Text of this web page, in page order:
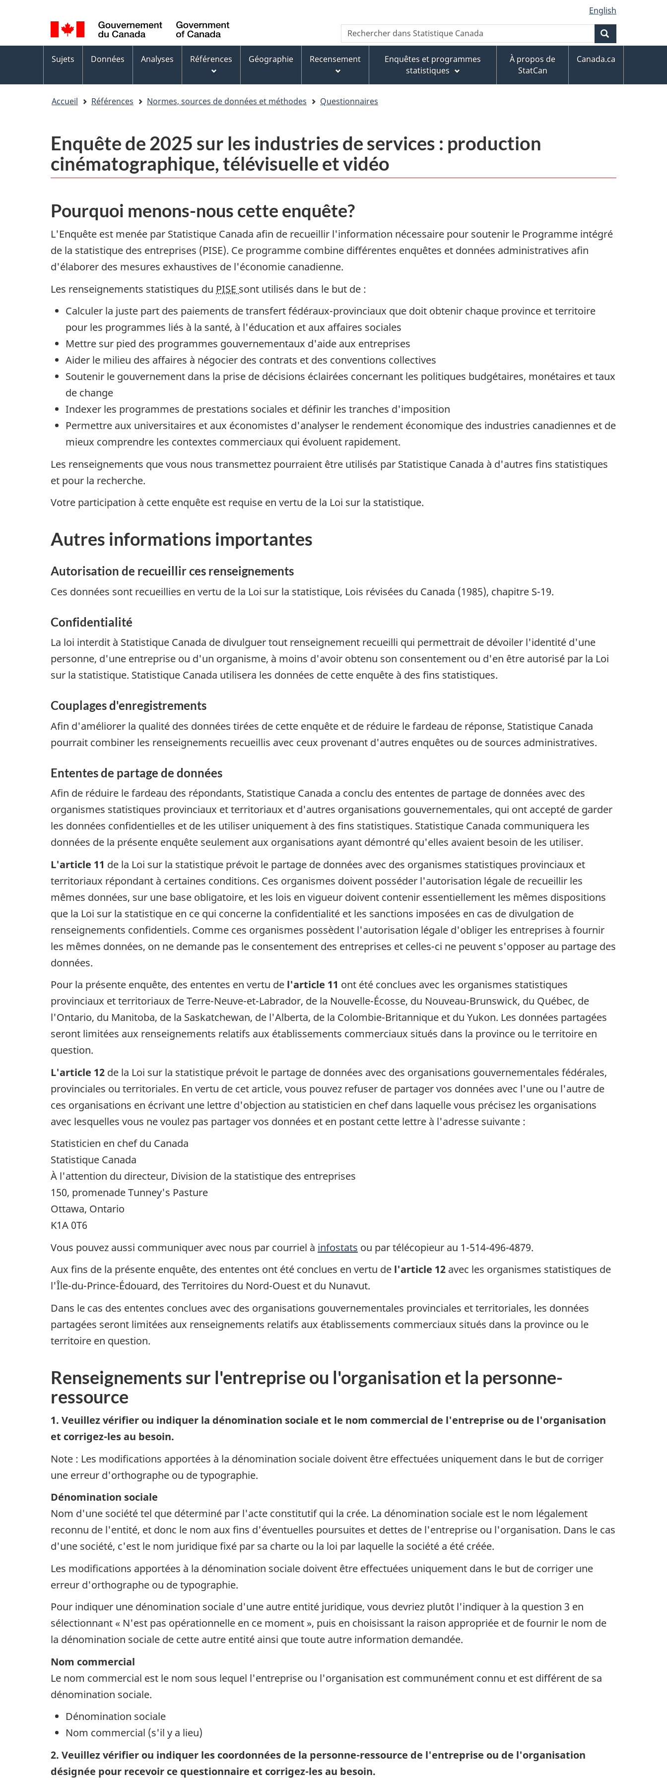
au
contenu
principal
au
pied
de
page
version
HTML
simplifiée
de
la
langue
Language
switcher
English
WxT
Search
form
Rechercher
dans
Canada
Menus
des
sujets
Sujets Données Analyses Références Géographie Recensement
Enquêtes et programmes
statistiques
À propos de
StatCan
Canada.ca
Accueil Références Normes, sources de données et méthodes Questionnaires
Enquête de 2025 sur les industries de services : production
cinématographique, télévisuelle et vidéo
Pourquoi menons-nous cette enquête?
L'Enquête est menée par Statistique Canada afin de recueillir l'information nécessaire pour soutenir le Programme intégré
de la statistique des entreprises (PISE). Ce programme combine différentes enquêtes et données administratives afin
d'élaborer des mesures exhaustives de l'économie canadienne.
Les renseignements statistiques du PISE sont utilisés dans le but de :
Calculer la juste part des paiements de transfert fédéraux-provinciaux que doit obtenir chaque province et territoire
pour les programmes liés à la santé, à l'éducation et aux affaires sociales
Mettre sur pied des programmes gouvernementaux d'aide aux entreprises
Aider le milieu des affaires à négocier des contrats et des conventions collectives
Soutenir le gouvernement dans la prise de décisions éclairées concernant les politiques budgétaires, monétaires et taux
de change
Indexer les programmes de prestations sociales et définir les tranches d'imposition
Permettre aux universitaires et aux économistes d'analyser le rendement économique des industries canadiennes et de
mieux comprendre les contextes commerciaux qui évoluent rapidement.
Les renseignements que vous nous transmettez pourraient être utilisés par Statistique Canada à d'autres fins statistiques
et pour la recherche.
Votre participation à cette enquête est requise en vertu de la Loi sur la statistique.
Autres informations importantes
Autorisation de recueillir ces renseignements
Ces données sont recueillies en vertu de la Loi sur la statistique, Lois révisées du Canada (1985), chapitre S-19.
Confidentialité
La loi interdit à Statistique Canada de divulguer tout renseignement recueilli qui permettrait de dévoiler l'identité d'une
personne, d'une entreprise ou d'un organisme, à moins d'avoir obtenu son consentement ou d'en être autorisé par la Loi
sur la statistique. Statistique Canada utilisera les données de cette enquête à des fins statistiques.
Couplages d'enregistrements
Afin d'améliorer la qualité des données tirées de cette enquête et de réduire le fardeau de réponse, Statistique Canada
pourrait combiner les renseignements recueillis avec ceux provenant d'autres enquêtes ou de sources administratives.
Ententes de partage de données
Afin de réduire le fardeau des répondants, Statistique Canada a conclu des ententes de partage de données avec des
organismes statistiques provinciaux et territoriaux et d'autres organisations gouvernementales, qui ont accepté de garder
les données confidentielles et de les utiliser uniquement à des fins statistiques. Statistique Canada communiquera les
données de la présente enquête seulement aux organisations ayant démontré qu'elles avaient besoin de les utiliser.
L'article 11 de la Loi sur la statistique prévoit le partage de données avec des organismes statistiques provinciaux et
territoriaux répondant à certaines conditions. Ces organismes doivent posséder l'autorisation légale de recueillir les
mêmes données, sur une base obligatoire, et les lois en vigueur doivent contenir essentiellement les mêmes dispositions
que la Loi sur la statistique en ce qui concerne la confidentialité et les sanctions imposées en cas de divulgation de
renseignements confidentiels. Comme ces organismes possèdent l'autorisation légale d'obliger les entreprises à fournir
les mêmes données, on ne demande pas le consentement des entreprises et celles-ci ne peuvent s'opposer au partage des
données.
Pour la présente enquête, des ententes en vertu de l'article 11 ont été conclues avec les organismes statistiques
provinciaux et territoriaux de Terre-Neuve-et-Labrador, de la Nouvelle-Écosse, du Nouveau-Brunswick, du Québec, de
l'Ontario, du Manitoba, de la Saskatchewan, de l'Alberta, de la Colombie-Britannique et du Yukon. Les données partagées
seront limitées aux renseignements relatifs aux établissements commerciaux situés dans la province ou le territoire en
question.
L'article 12 de la Loi sur la statistique prévoit le partage de données avec des organisations gouvernementales fédérales,
provinciales ou territoriales. En vertu de cet article, vous pouvez refuser de partager vos données avec l'une ou l'autre de
ces organisations en écrivant une lettre d'objection au statisticien en chef dans laquelle vous précisez les organisations
avec lesquelles vous ne voulez pas partager vos données et en postant cette lettre à l'adresse suivante :
Statisticien en chef du Canada
Statistique Canada
À l'attention du directeur, Division de la statistique des entreprises
150, promenade Tunney's Pasture
Ottawa, Ontario
K1A 0T6
Vous pouvez aussi communiquer avec nous par courriel à infostats ou par télécopieur au 1-514-496-4879.
Aux fins de la présente enquête, des ententes ont été conclues en vertu de l'article 12 avec les organismes statistiques de
l'Île-du-Prince-Édouard, des Territoires du Nord-Ouest et du Nunavut.
Dans le cas des ententes conclues avec des organisations gouvernementales provinciales et territoriales, les données
partagées seront limitées aux renseignements relatifs aux établissements commerciaux situés dans la province ou le
territoire en question.
Renseignements sur l'entreprise ou l'organisation et la personne-
ressource
1. Veuillez vérifier ou indiquer la dénomination sociale et le nom commercial de l'entreprise ou de l'organisation
et corrigez-les au besoin.
Note : Les modifications apportées à la dénomination sociale doivent être effectuées uniquement dans le but de corriger
une erreur d'orthographe ou de typographie.
Dénomination sociale
Nom d'une société tel que déterminé par l'acte constitutif qui la crée. La dénomination sociale est le nom légalement
reconnu de l'entité, et donc le nom aux fins d'éventuelles poursuites et dettes de l'entreprise ou l'organisation. Dans le cas
d'une société, c'est le nom juridique fixé par sa charte ou la loi par laquelle la société a été créée.
Les modifications apportées à la dénomination sociale doivent être effectuées uniquement dans le but de corriger une
erreur d'orthographe ou de typographie.
Pour indiquer une dénomination sociale d'une autre entité juridique, vous devriez plutôt l'indiquer à la question 3 en
sélectionnant « N'est pas opérationnelle en ce moment », puis en choisissant la raison appropriée et de fournir le nom de
la dénomination sociale de cette autre entité ainsi que toute autre information demandée.
Nom commercial
Le nom commercial est le nom sous lequel l'entreprise ou l'organisation est communément connu et est différent de sa
dénomination sociale.
Dénomination sociale
Nom commercial (s'il y a lieu)
2. Veuillez vérifier ou indiquer les coordonnées de la personne-ressource de l'entreprise ou de l'organisation
désignée pour recevoir ce questionnaire et corrigez-les au besoin.